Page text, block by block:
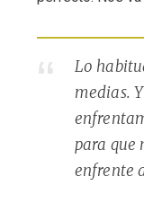
Lo
medias.
para que
enfrente